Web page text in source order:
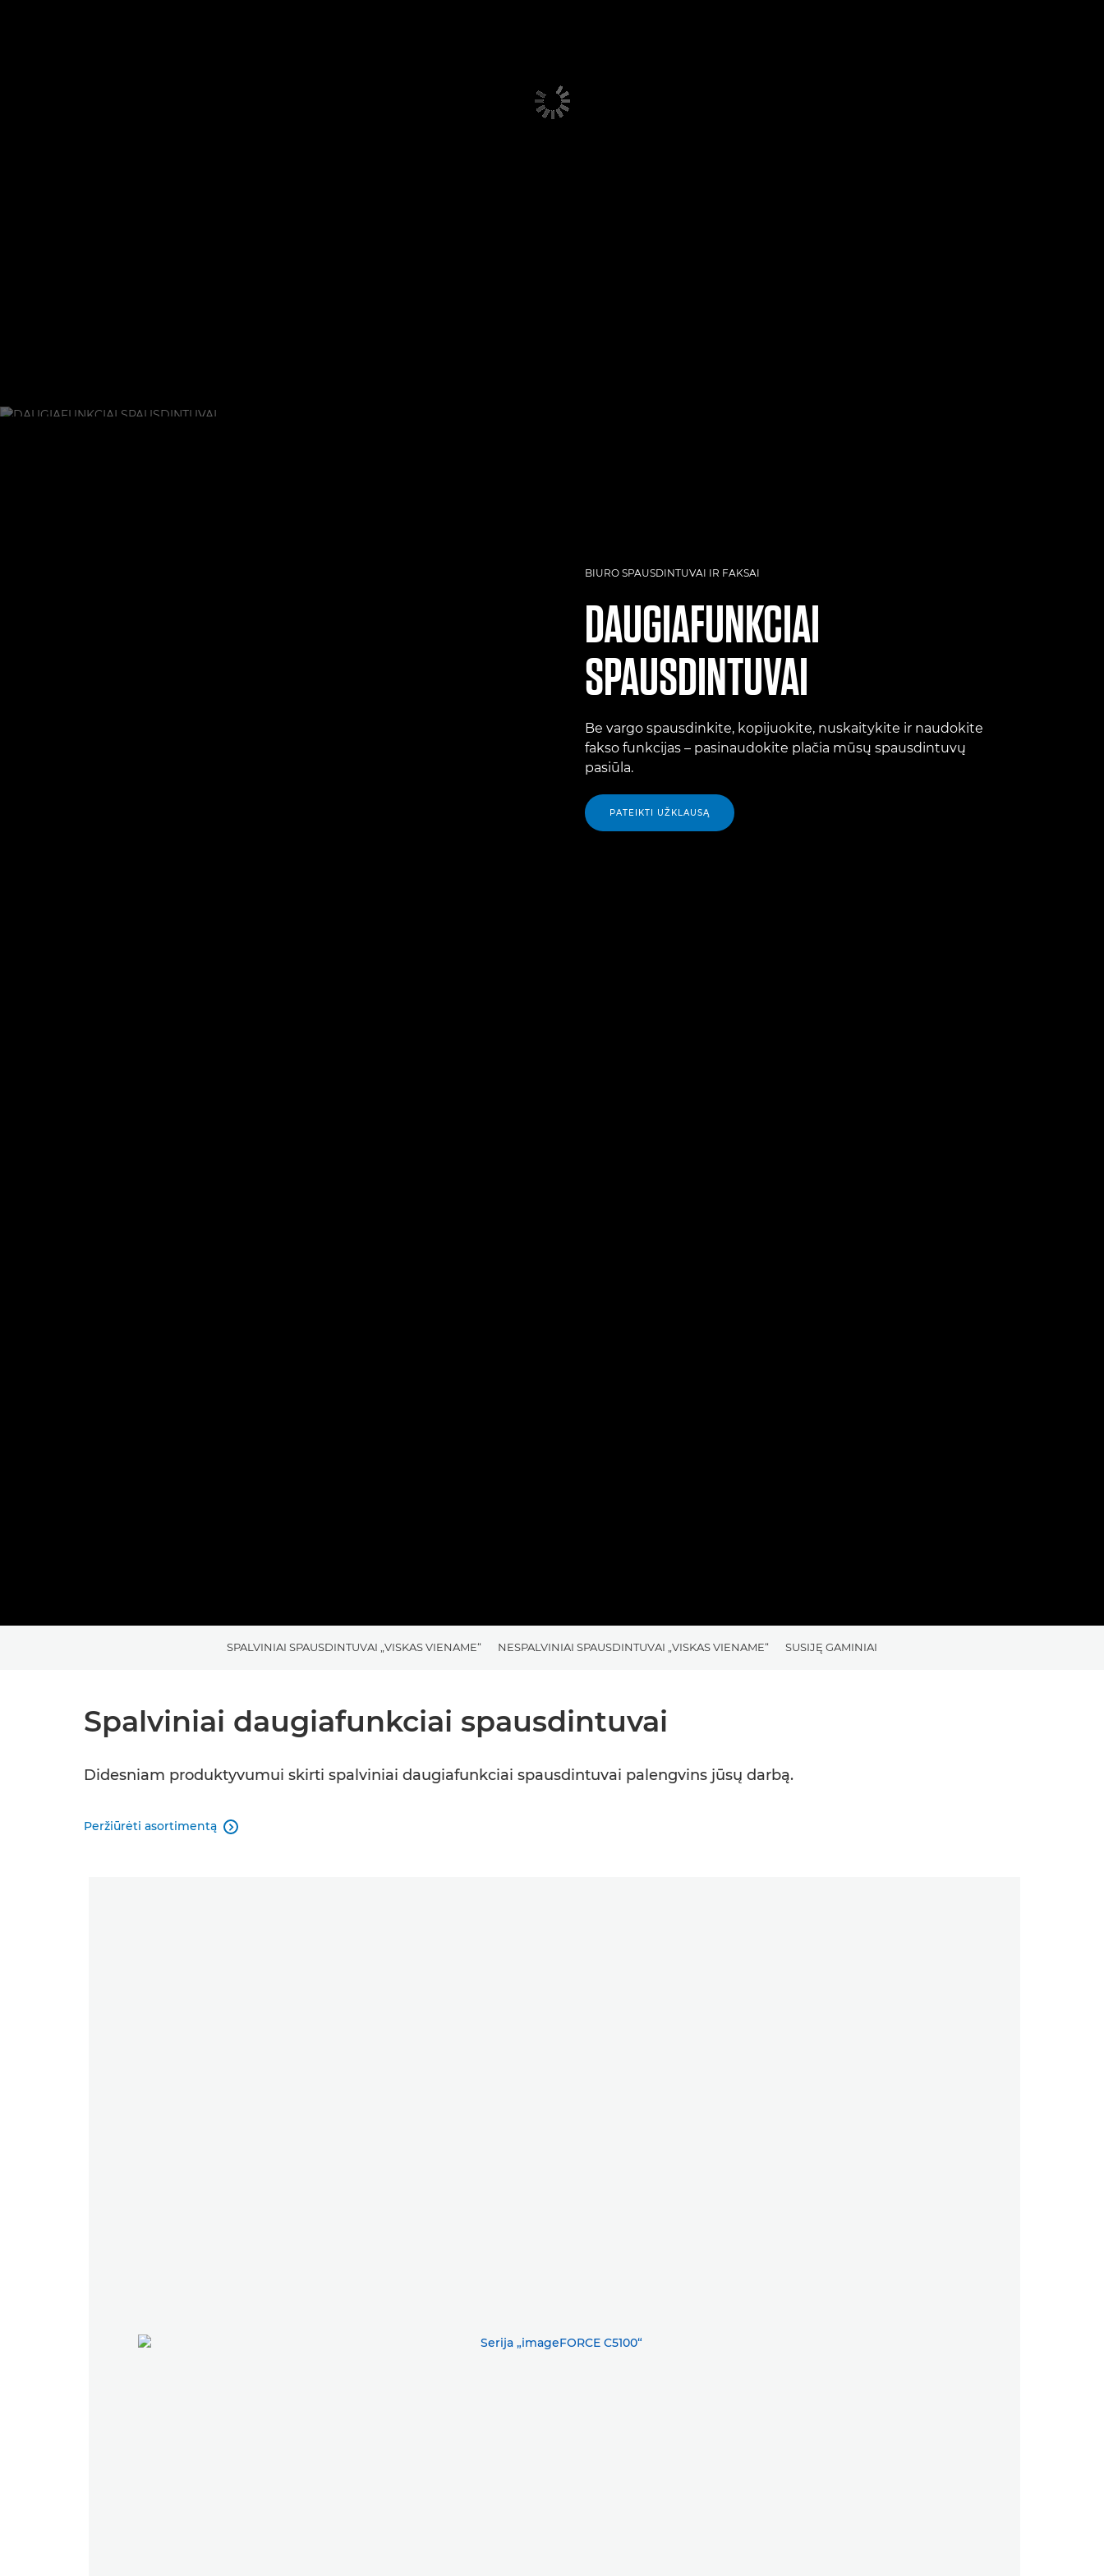
BIURO SPAUSDINTUVAI IR FAKSAI
DAUGIAFUNKCIAI
SPAUSDINTUVAI
Be vargo spausdinkite, kopijuokite, nuskaitykite ir naudokite
fakso funkcijas – pasinaudokite plačia mūsų spausdintuvų
pasiūla.
PATEIKTI UŽKLAUSĄ
SPALVINIAI SPAUSDINTUVAI „VISKAS VIENAME“ NESPALVINIAI SPAUSDINTUVAI „VISKAS VIENAME“ SUSIJĘ GAMINIAI
Spalviniai daugiafunkciai spausdintuvai
Didesniam produktyvumui skirti spalviniai daugiafunkciai spausdintuvai palengvins jūsų darbą.
Peržiūrėti asortimentą 